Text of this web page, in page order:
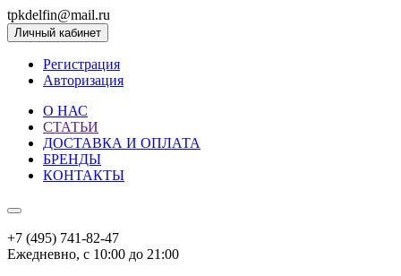
tpkdelfin@mail.ru
Личный кабинет
Регистрация
Авторизация
О НАС
СТАТЬИ
ДОСТАВКА И ОПЛАТА
БРЕНДЫ
КОНТАКТЫ
+7 (495) 741-82-47
Ежедневно, с 10:00 до 21:00